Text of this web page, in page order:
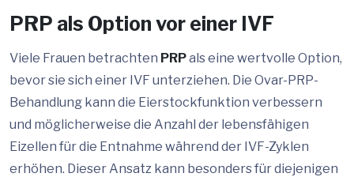
PRP als Option vor einer IVF
Viele Frauen betrachten PRPals eine wertvolle Option,
bevor sie sich einer IVF unterziehen. Die Ovar-PRP-
Behandlung kann die Eierstockfunktion verbessern
und möglicherweise die Anzahl der lebensfähigen
Eizellen für die Entnahme während der IVF-Zyklen
erhöhen. Dieser Ansatz kann besonders für diejenigen